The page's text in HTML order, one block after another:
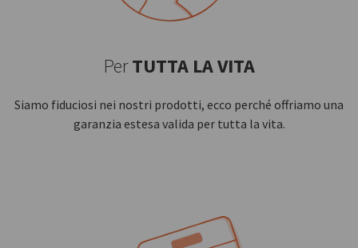
PerTUTTA LA VITA
Siamo fiduciosi nei nostri prodotti, ecco perché offriamo una
garanzia estesa valida per tutta la vita.